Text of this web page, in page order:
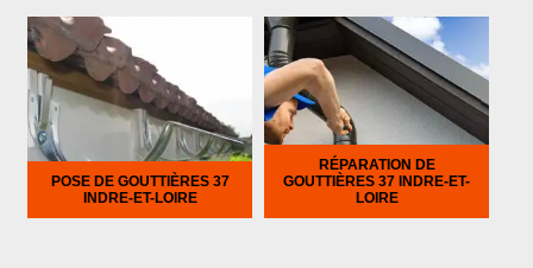
POSE DE GOUTTIÈRES 37
INDRE-ET-LOIRE
RÉPARATION DE
GOUTTIÈRES 37 INDRE-ET-
LOIRE